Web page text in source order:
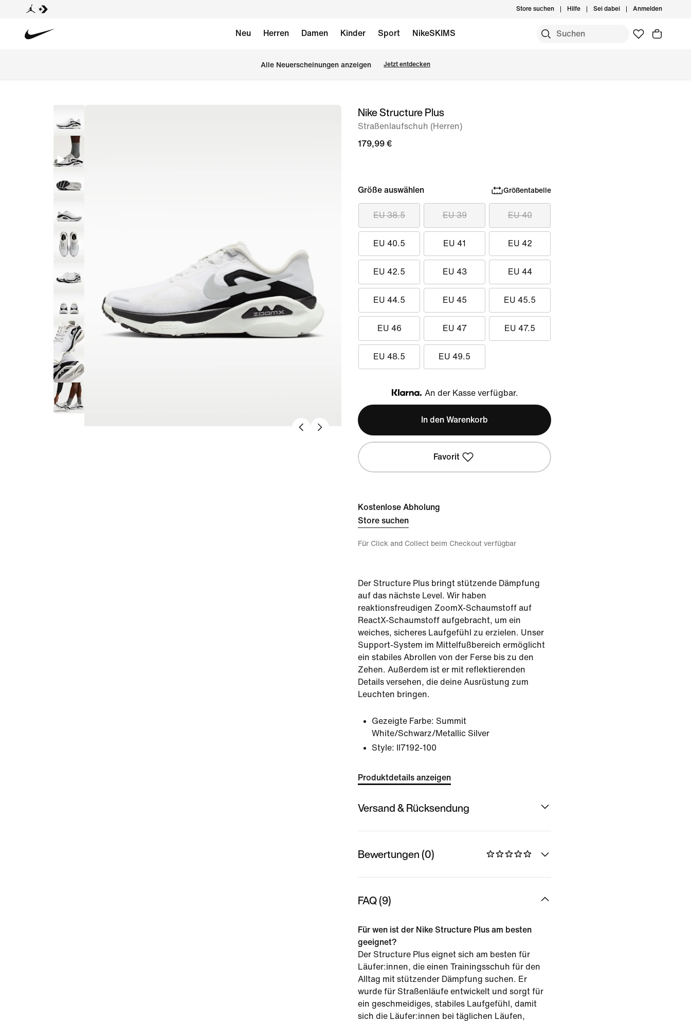
Store suchen Hilfe Sei dabei Anmelden
Neu Herren Damen Kinder Sport NikeSKIMS
Alle Neuerscheinungen anzeigen Jetzt entdecken
Bild 1Nike Structure Plus
Straßenlaufschuh (Herren)
179,99 €
Größe auswählen Größentabelle
EU 38.5 EU 39 EU 40
EU 40.5 EU 41 EU 42
EU 42.5 EU 43 EU 44
EU 44.5 EU 45 EU 45.5
EU 46 EU 47 EU 47.5
EU 48.5 EU 49.5
Klarna
An der Kasse verfügbar.
In den Warenkorb
Favorit
Kostenlose Abholung
Store suchen
Für Click and Collect beim Checkout verfügbar
Der Structure Plus bringt stützende Dämpfung
auf das nächste Level. Wir haben
reaktionsfreudigen ZoomX-Schaumstoff auf
ReactX-Schaumstoff aufgebracht, um ein
weiches, sicheres Laufgefühl zu erzielen. Unser
Support-System im Mittelfußbereich ermöglicht
ein stabiles Abrollen von der Ferse bis zu den
Zehen. Außerdem ist er mit reflektierenden
Details versehen, die deine Ausrüstung zum
Leuchten bringen.
Gezeigte Farbe: Summit
White/Schwarz/Metallic Silver
Style:
II7192-100
Produktdetails anzeigen
Versand & Rücksendung
Bewertungen (0)
FAQ (9)
Für wen ist der Nike Structure Plus am besten
geeignet?
Der Structure Plus eignet sich am besten für
Läufer:innen, die einen Trainingsschuh für den
Alltag mit stützender Dämpfung suchen. Er
wurde für Straßenläufe entwickelt und sorgt für
ein geschmeidiges, stabiles Laufgefühl, damit
sich die Läufer:innen bei täglichen Läufen,